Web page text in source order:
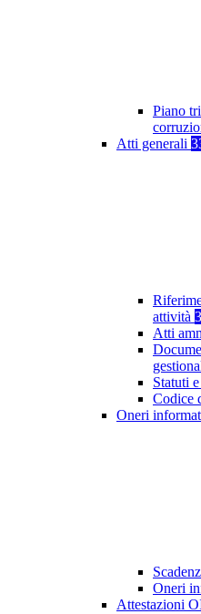
Piano
Atti generali
attività
Atti
Statuti
Codice
Oneri
Oneri
Attestazioni